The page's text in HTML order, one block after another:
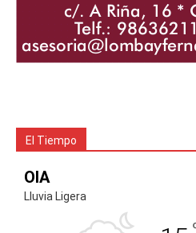
El Tiempo
OIA
Lluvia Ligera